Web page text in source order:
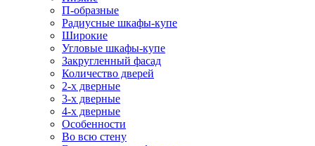
П-образные
Радиусные шкафы-купе
Широкие
Угловые шкафы-купе
Закругленный фасад
Количество дверей
2-х дверные
3-х дверные
4-х дверные
Особенности
Во всю стену